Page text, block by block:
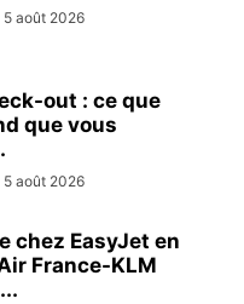
5 août 2026
out : ce que
que vous
5 août 2026
chez EasyJet en
France-KLM